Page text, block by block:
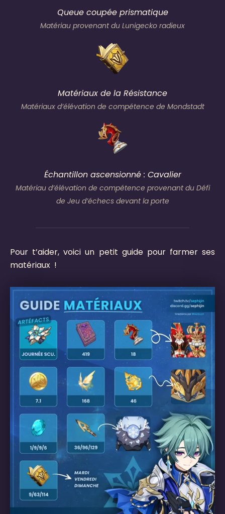
Queue coupée prismatique
Matériau provenant du Lunigecko radieux
Matériaux de la Résistance
Matériaux d’élévation de compétence de Mondstadt
Échantillon ascensionné : Cavalier
Matériau d’élévation de compétence provenant du Défi
de Jeu d’échecs devant la porte
Pour t’aider, voici un petit guide pour farmer ses
matériaux !